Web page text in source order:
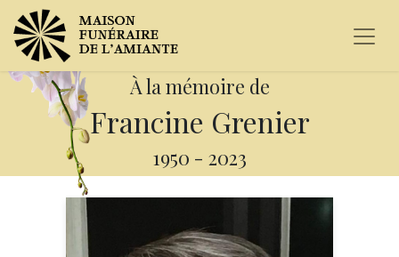
À la mémoire de
Francine Grenier
1950 - 2023